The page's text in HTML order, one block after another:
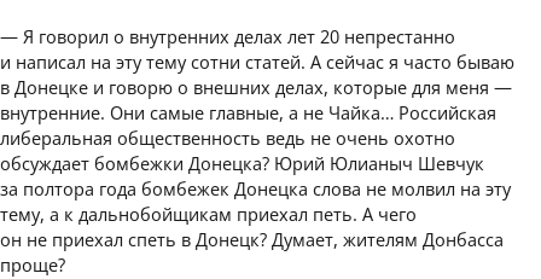
— Я говорил о внутренних делах лет 20 непрестанно
и написал на эту тему сотни статей. А сейчас я часто бываю
в Донецке и говорю о внешних делах, которые для меня —
внутренние. Они самые главные, а не Чайка… Российская
либеральная общественность ведь не очень охотно
обсуждает бомбежки Донецка? Юрий Юлианыч Шевчук
за полтора года бомбежек Донецка слова не молвил на эту
тему, а к дальнобойщикам приехал петь. А чего
он не приехал спеть в Донецк? Думает, жителям Донбасса
проще?